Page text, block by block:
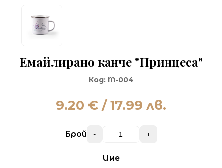
Емайлирано канче "Принцеса"
Код: M-004
9.20 € / 17.99 лв.
Брой - +
Име